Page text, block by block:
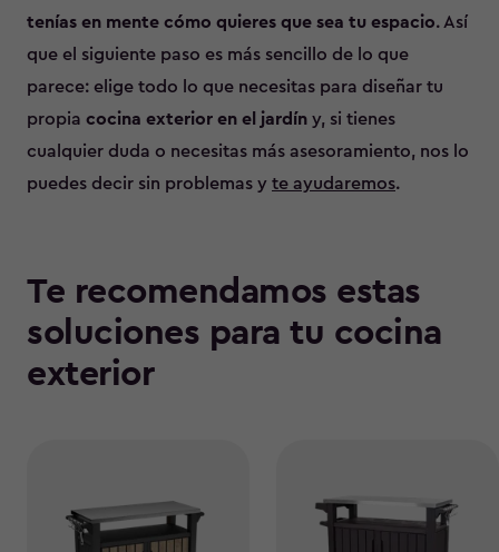
tenías en mente cómo quieres que sea tu espacio. Así
que el siguiente paso es más sencillo de lo que
parece: elige todo lo que necesitas para diseñar tu
propia cocina exterior en el jardín y, si tienes
cualquier duda o necesitas más asesoramiento, nos lo
puedes decir sin problemas y te ayudaremos.
Te recomendamos estas
soluciones para tu cocina
exterior